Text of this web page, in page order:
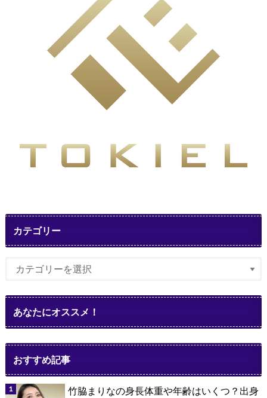
カテゴリー
あなたにオススメ！
おすすめ記事
竹脇まりなの身長体重や年齢はいくつ？出身